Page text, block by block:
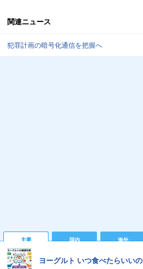
関連ニュース
犯罪計画の暗号化通信を把握へ
主要 国内 海外
ヨーグルト いつ食べたらいいの